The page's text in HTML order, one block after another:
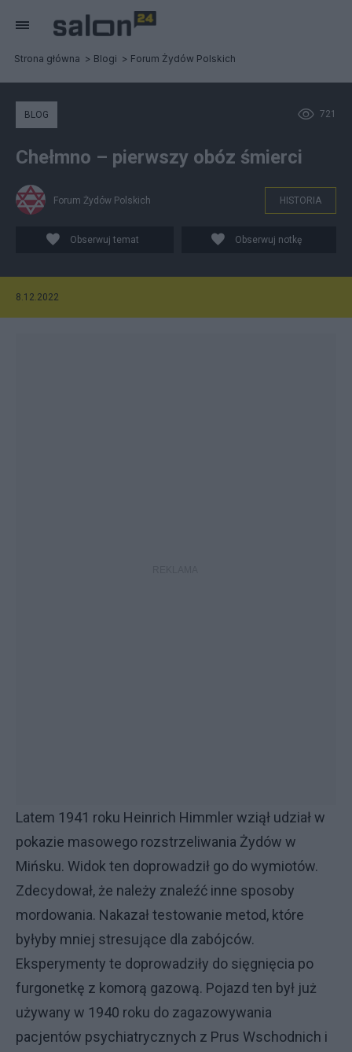
Strona główna Blogi Forum Żydów Polskich
721
BLOG
Chełmno – pierwszy obóz śmierci
Forum Żydów Polskich HISTORIA
Obserwuj temat Obserwuj notkę
8.12.2022
Latem 1941 roku Heinrich Himmler wziął udział w
pokazie masowego rozstrzeliwania Żydów w
Mińsku. Widok ten doprowadził go do wymiotów.
Zdecydował, że należy znaleźć inne sposoby
mordowania. Nakazał testowanie metod, które
byłyby mniej stresujące dla zabójców.
Eksperymenty te doprowadziły do sięgnięcia po
furgonetkę z komorą gazową. Pojazd ten był już
używany w 1940 roku do zagazowywania
pacjentów psychiatrycznych z Prus Wschodnich i